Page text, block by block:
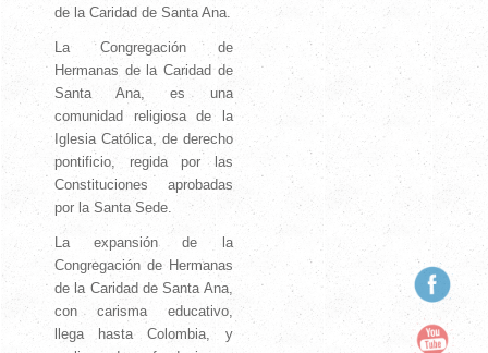
de la Caridad de Santa Ana.
La Congregación de
Hermanas de la Caridad de
Santa Ana, es una
comunidad religiosa de la
Iglesia Católica, de derecho
pontificio, regida por las
Constituciones aprobadas
por la Santa Sede.
La expansión de la
Congregación de Hermanas
de la Caridad de Santa Ana,
con carisma educativo,
llega hasta Colombia, y